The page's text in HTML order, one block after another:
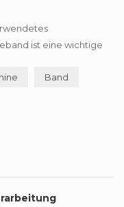
ist eine wichtige
wird den effizienten
zusammen, und
Band